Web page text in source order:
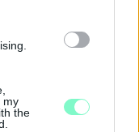
my
theKORÁBBAN
ÁLLÓ HECSEI ÚTI